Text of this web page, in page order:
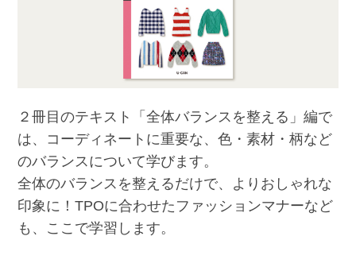
２冊目のテキスト「全体バランスを整える」編で
は、コーディネートに重要な、色・素材・柄など
のバランスについて学びます。
全体のバランスを整えるだけで、よりおしゃれな
印象に！TPOに合わせたファッションマナーなど
も、ここで学習します。